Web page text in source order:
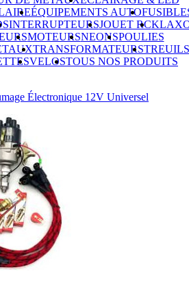
ÉQUIPEMENTS AUTO
INTERRUPTEURSJOUET RC
MOTEURSNEONSPOULIES
TRANSFORMATEURSTREUILS
VELOSTOUS NOS PRODUITS
Électronique 12V Universel